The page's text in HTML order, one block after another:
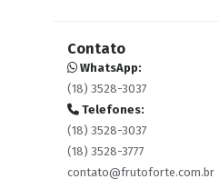
Contato
WhatsApp:
(18) 3528-3037
Telefones:
(18) 3528-3037
(18) 3528-3777
contato@frutoforte.com.br